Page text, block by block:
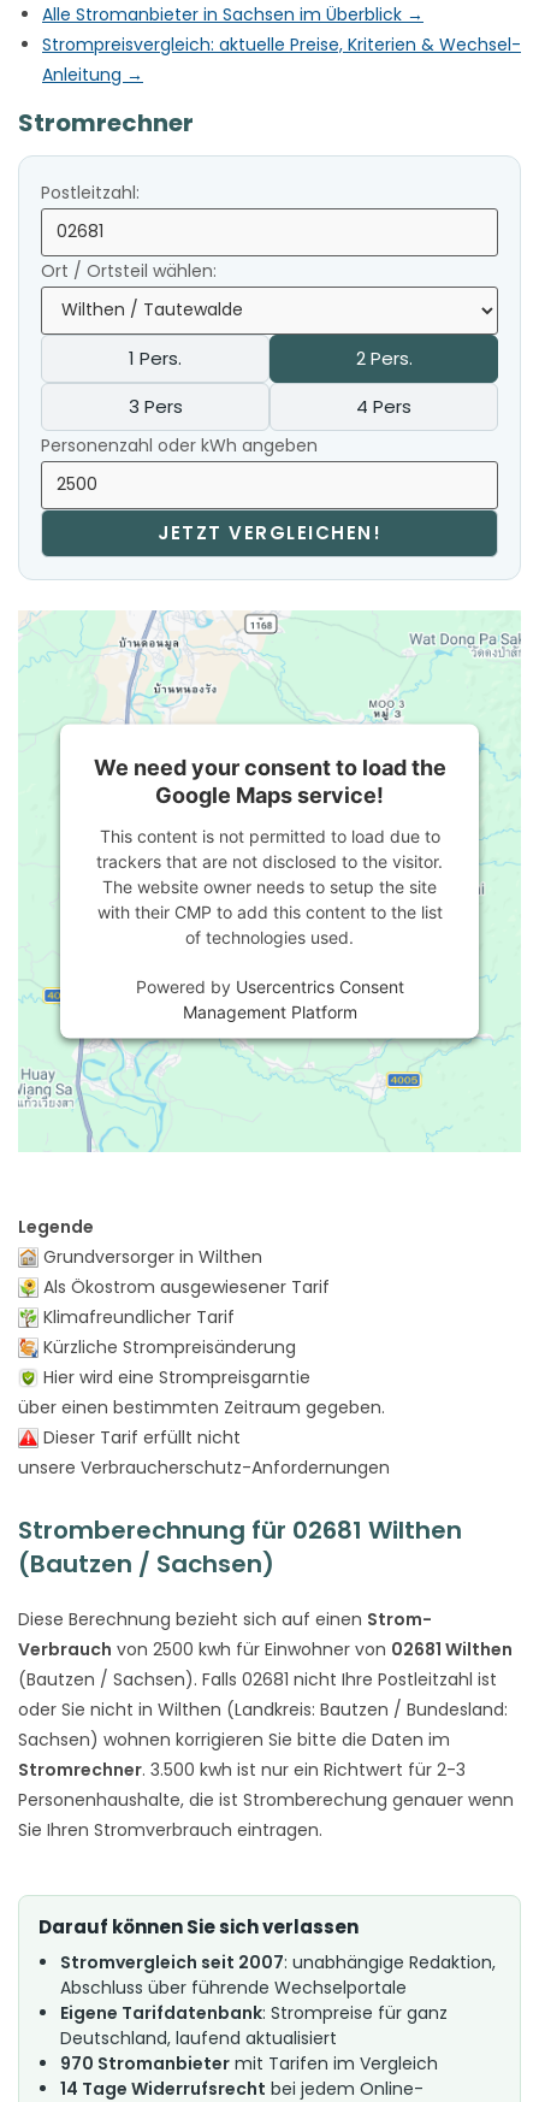
Alle Stromanbieter in Sachsen im Überblick →
Strompreisvergleich: aktuelle Preise, Kriterien & Wechsel-
Anleitung →
Stromrechner
Postleitzahl:
Ort / Ortsteil wählen:
1 Pers.
2 Pers.
3 Pers
4 Pers
Personenzahl oder kWh angeben
JETZT VERGLEICHEN!
We need your consent to load the
Google Maps service!
This content is not permitted to load due to
trackers that are not disclosed to the visitor.
The website owner needs to setup the site
with their CMP to add this content to the list
of technologies used.
Powered by Usercentrics Consent
Management Platform
Legende
Grundversorger in Wilthen
Als Ökostrom ausgewiesener Tarif
Klimafreundlicher Tarif
Kürzliche Strompreisänderung
Hier wird eine Strompreisgarntie
über einen bestimmten Zeitraum gegeben.
Dieser Tarif erfüllt nicht
unsere Verbraucherschutz-Anfordernungen
Stromberechnung für 02681 Wilthen
(Bautzen / Sachsen)
Diese Berechnung bezieht sich auf einen Strom-
Verbrauch von 2500 kwh für Einwohner von 02681 Wilthen
(Bautzen / Sachsen). Falls 02681 nicht Ihre Postleitzahl ist
oder Sie nicht in Wilthen (Landkreis: Bautzen / Bundesland:
Sachsen) wohnen korrigieren Sie bitte die Daten im
Stromrechner. 3.500 kwh ist nur ein Richtwert für 2-3
Personenhaushalte, die ist Stromberechung genauer wenn
Sie Ihren Stromverbrauch eintragen.
Darauf können Sie sich verlassen
Stromvergleich seit 2007: unabhängige Redaktion,
Abschluss über führende Wechselportale
Eigene Tarifdatenbank: Strompreise für ganz
Deutschland, laufend aktualisiert
970 Stromanbieter mit Tarifen im Vergleich
14 Tage Widerrufsrecht bei jedem Online-